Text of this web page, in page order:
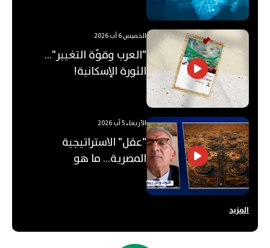
الخميس 6 آب 2026
"العرب وقوّة التغيير"...
الثورة الإسكانية!
الأربعاء 5 آب 2026
"عقل" الاستراتيجية
المصرية... ما هو
المزيد